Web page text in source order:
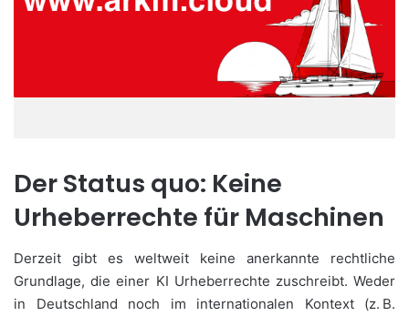
Der Status quo: Keine
Urheberrechte für Maschinen
Derzeit gibt es weltweit keine anerkannte rechtliche
Grundlage, die einer KI Urheberrechte zuschreibt. Weder
in Deutschland noch im internationalen Kontext (z. B.